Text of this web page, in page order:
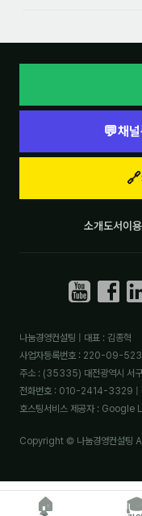
💬채
🔗
소개도서이
나눔경영컨설팅 | 대표 : 김종혁
사업자등록번호 : 220-09-
주소 : (35335) 대전광역시 서
전화번호 : 010-2414-3329
호스팅서비스 제공자 :
Copyright © 나눔경영컨설팅
🏠